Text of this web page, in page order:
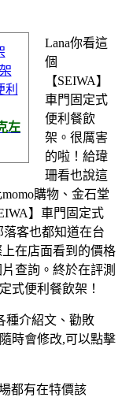
左
Lana你看這
個
【SEIWA】
車門固定式
便利餐飲
架。很厲害
的啦！ 給瑋
珊看也說這
購物、金石堂
】車門固定式
落客也都知道在台
在店面看到的價格
查詢。終於在評測
式便利餐飲架！
種介紹文、勸敗
時會修改,可以點擊
都有在特價該